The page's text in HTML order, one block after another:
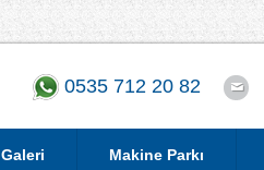
0535 712 20 82
Galeri Makine Parkı